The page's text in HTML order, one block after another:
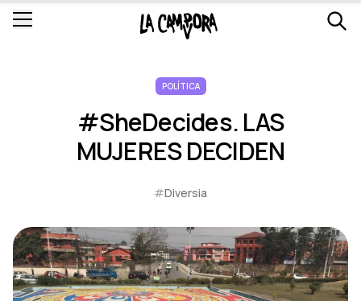
POLÍTICA
#SheDecides. LAS
MUJERES DECIDEN
#Diversia